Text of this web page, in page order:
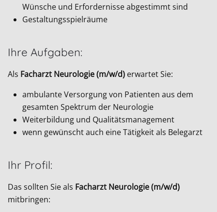
Wünsche und Erfordernisse abgestimmt sind
Gestaltungsspielräume
Ihre Aufgaben:
Als Facharzt Neurologie (m/w/d) erwartet Sie:
ambulante Versorgung von Patienten aus dem
gesamten Spektrum der Neurologie
Weiterbildung und Qualitätsmanagement
wenn gewünscht auch eine Tätigkeit als Belegarzt
Ihr Profil:
Das sollten Sie als Facharzt Neurologie (m/w/d)
mitbringen: